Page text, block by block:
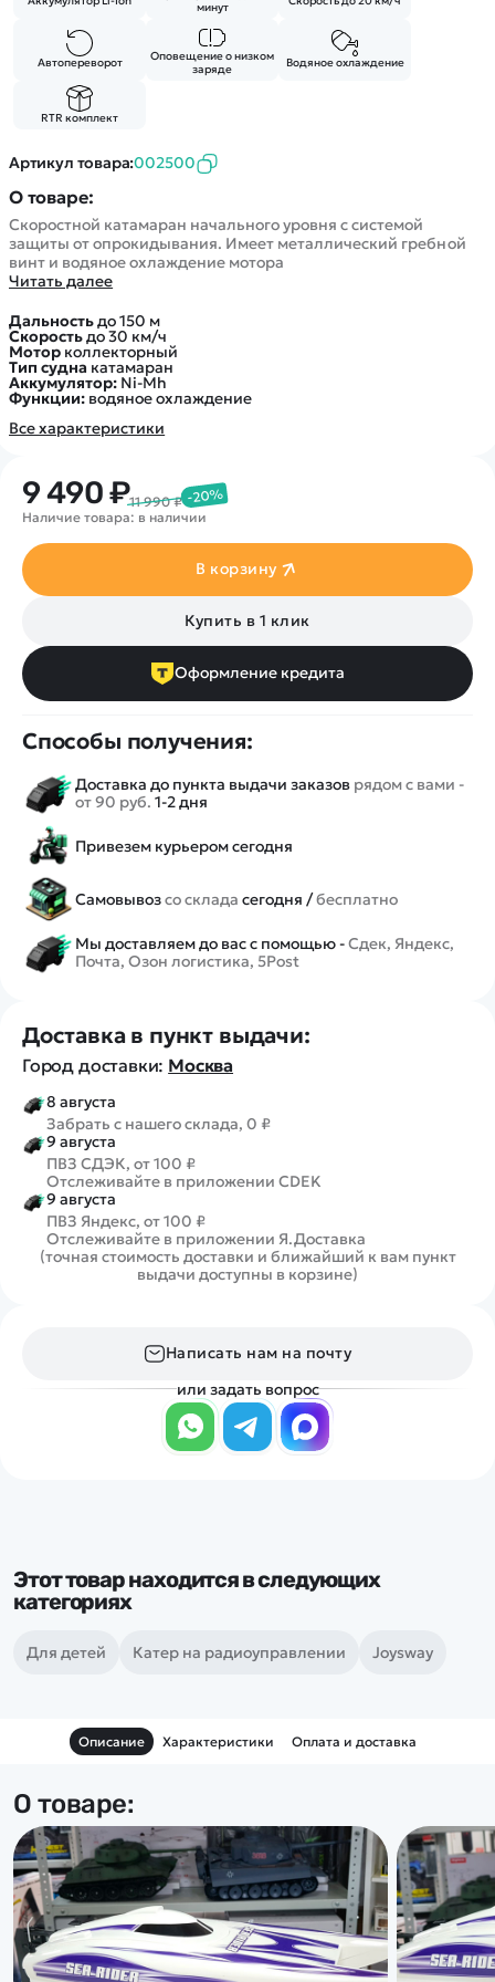
минут
Автопереворот
Оповещение о низком
заряде
Водяное охлаждение
RTR комплект
Артикул товара:002500
О товаре:
Скоростной катамаран начального уровня с системой
защиты от опрокидывания. Имеет металлический гребной
винт и водяное охлаждение мотора
Читать далее
Дальностьдо 150 м
Скоростьдо 30 км/ч
Мотор коллекторный
Тип судна катамаран
Аккумулятор: Ni-Mh
Функции: водяное охлаждение
Все характеристики
9 490 ₽11 990 ₽ -20%
Наличие товара: в наличии
В корзину
Купить в 1 клик
Оформление кредита
Способы получения:
Доставка до пункта выдачи заказов рядом с вами -
от 90 руб. 1-2 дня
Привезем курьером сегодня
Самовывозсо склада сегодня /бесплатно
Мы доставляем до вас с помощью -Сдек, Яндекс,
Почта, Озон логистика, 5Post
Доставка в пункт выдачи:
Город доставки: Москва
8 августа
Забрать с нашего склада, 0 ₽
9 августа
ПВЗ СДЭК, от 100 ₽
Отслеживайте в приложении CDEK
9 августа
ПВЗ Яндекс, от 100 ₽
Отслеживайте в приложении Я.Доставка
(точная стоимость доставки и ближайший к вам пункт
выдачи доступны в корзине)
Написать нам на почту
или задать вопрос
Этот товар находится в следующих
категориях
Для детей Катер на радиоуправлении Joysway
Описание Характеристики Оплата и доставка
О товаре:
Вертолеты
Катера
Роботы
Самолеты
Сборные модели
Детские электромобили
Спецтехника
Железные дороги
Конструкторы
Запчасти для моделей
Блог
Статьи про беспилотники
Обзор квадрокоптеров
Аренда Квадрокоптеров
Контакты
Оплата и доставка
Помощь
Оплата на сайте